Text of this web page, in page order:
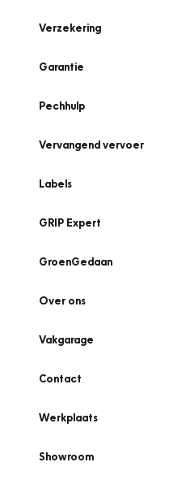
Verzekering
Garantie
Pechhulp
Vervangend vervoer
Labels
GRIP Expert
GroenGedaan
Over ons
Vakgarage
Contact
Werkplaats
Showroom